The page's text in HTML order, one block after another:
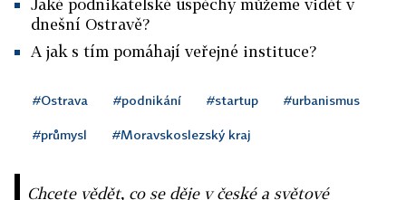
Jaké podnikatelské úspěchy můžeme vidět v
dnešní Ostravě?
A jak s tím pomáhají veřejné instituce?
#Ostrava #podnikání #startup #urbanismus
#průmysl #Moravskoslezský kraj
Chcete vědět, co se děje v české a světové